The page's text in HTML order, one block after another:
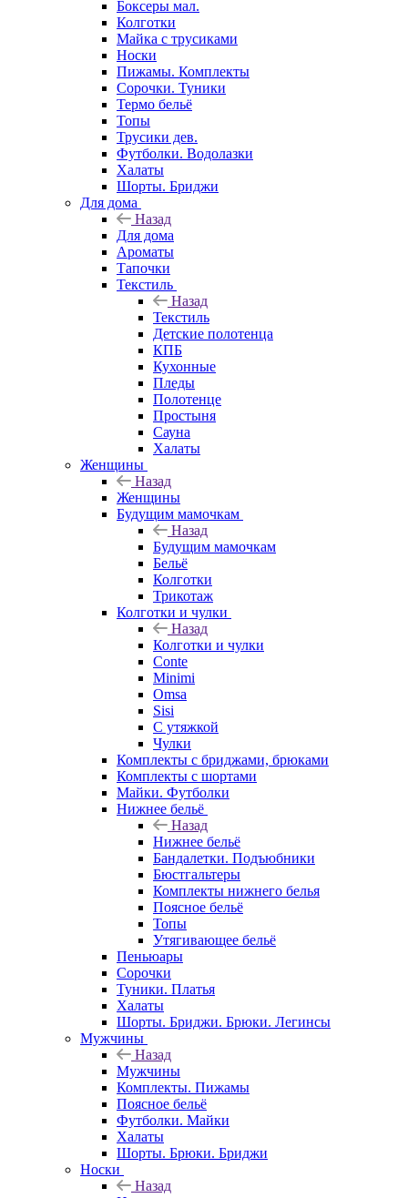
Боксеры мал.
Колготки
Майка с трусиками
Носки
Пижамы. Комплекты
Сорочки. Туники
Термо бельё
Топы
Трусики дев.
Футболки. Водолазки
Халаты
Шорты. Бриджи
Для дома
Назад
Для дома
Ароматы
Тапочки
Текстиль
Назад
Текстиль
Детские полотенца
КПБ
Кухонные
Пледы
Полотенце
Простыня
Сауна
Халаты
Женщины
Назад
Женщины
Будущим мамочкам
Назад
Будущим мамочкам
Бельё
Колготки
Трикотаж
Колготки и чулки
Назад
Колготки и чулки
Conte
Minimi
Omsa
Sisi
С утяжкой
Чулки
Комплекты с бриджами, брюками
Комплекты с шортами
Майки. Футболки
Нижнее бельё
Назад
Нижнее бельё
Бандалетки. Подъюбники
Бюстгальтеры
Комплекты нижнего белья
Поясное бельё
Топы
Утягивающее бельё
Пеньюары
Сорочки
Туники. Платья
Халаты
Шорты. Бриджи. Брюки. Легинсы
Мужчины
Назад
Мужчины
Комплекты. Пижамы
Поясное бельё
Футболки. Майки
Халаты
Шорты. Брюки. Бриджи
Носки
Назад